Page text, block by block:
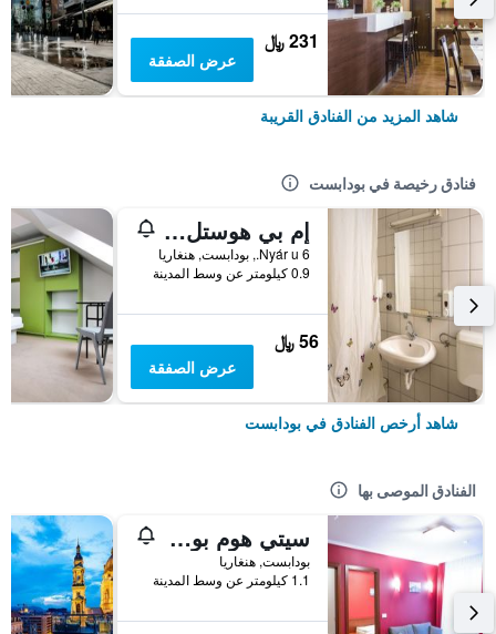
231 ﷼
عرض الصفقة
شاهد المزيد من الفنادق القريبة
فنادق رخيصة في بودابست
إم بي هوستل بودابيست
6 Nyár u., بودابست, هنغاريا
0.9 كيلومتر عن وسط المدينة
56 ﷼
عرض الصفقة
شاهد أرخص الفنادق في بودابست
الفنادق الموصى بها
سيتي هوم بودابيست
بودابست, هنغاريا
1.1 كيلومتر عن وسط المدينة